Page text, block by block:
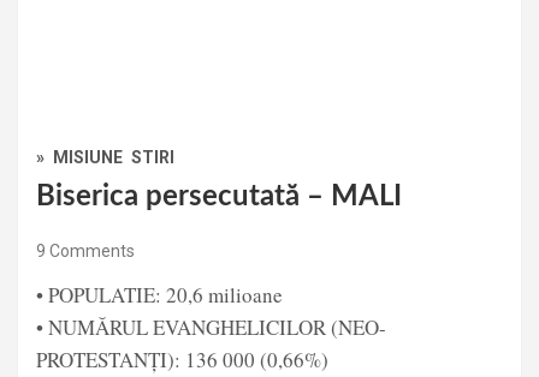
» MISIUNE STIRI
Biserica persecutată – MALI
9 Comments
• POPULATIE: 20,6 milioane
• NUMĂRUL EVANGHELICILOR (NEO-
PROTESTANȚI): 136 000 (0,66%)